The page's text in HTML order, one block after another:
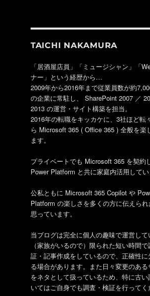
TAICHI NAKAMURA
「居酒屋店員」「ミュージシャン」「
ナー」という経歴から…
2009年から2016年まで従業員数が約
の企業に常駐し、 SharePoint 2007 ／
2013 の運営・サイト構築を担当。
2016年の転職をキッカケに、3社ほど転
ら Microsoft 365 ( Office 365 ) 全般を楽
ます。
プライベートでも Microsoft 365 を契約し
Power Platform と共に家庭内活用してい
公私ともに Microsoft 365 Copilot や
Platform の楽しさを多くの方に伝えられ
思っています。
当ブログは完全に個人の趣味で運営して
（家族がいるので）限られた短い時間
証・記事作成をしているので、正確性
る場合があります。また日々変更のある
をネタとして扱っているため、特に古い
いてはご自身でも調査・検証を行ってく